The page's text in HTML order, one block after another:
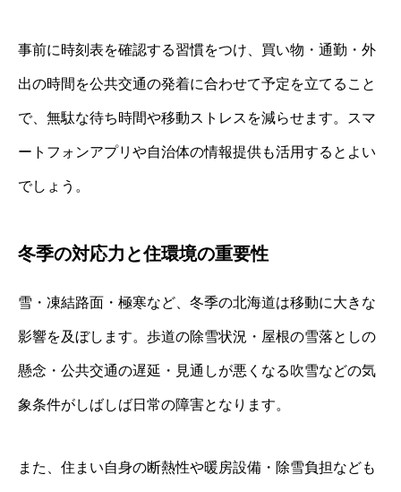
事前に時刻表を確認する習慣をつけ、買い物・通勤・外
出の時間を公共交通の発着に合わせて予定を立てること
で、無駄な待ち時間や移動ストレスを減らせます。スマ
ートフォンアプリや自治体の情報提供も活用するとよい
でしょう。
冬季の対応力と住環境の重要性
雪・凍結路面・極寒など、冬季の北海道は移動に大きな
影響を及ぼします。歩道の除雪状況・屋根の雪落としの
懸念・公共交通の遅延・見通しが悪くなる吹雪などの気
象条件がしばしば日常の障害となります。
また、住まい自身の断熱性や暖房設備・除雪負担なども